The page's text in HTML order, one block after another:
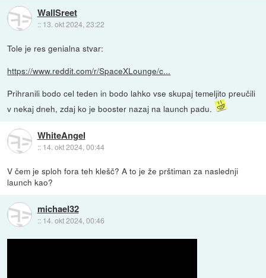
WallSreet
:: 13. okt 2024, 23:22
Tole je res genialna stvar:
https://www.reddit.com/r/SpaceXLounge/c...
Prihranili bodo cel teden in bodo lahko vse skupaj temeljito preučili
v nekaj dneh, zdaj ko je booster nazaj na launch padu.
WhiteAngel
:: 14. okt 2024, 00:44
V čem je sploh fora teh klešč? A to je že prštiman za naslednji
launch kao?
michael32
:: 14. okt 2024, 00:46